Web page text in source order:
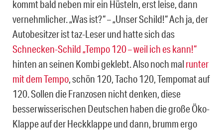
kommt bald neben mir ein Hüsteln, erst leise, dann
vernehmlicher. „Was ist?“ – „Unser Schild!“ Ach ja, der
Autobesitzer ist taz-Leser und hatte sich das
Schnecken-Schild „Tempo 120 – weil ich es kann!“
hinten an seinen Kombi geklebt. Also noch mal runter
mit dem Tempo, schön 120, Tacho 120, Tempomat auf
120. Sollen die Franzosen nicht denken, diese
besserwisserischen Deutschen haben die große Öko-
Klappe auf der Heckklappe und dann, brumm ergo